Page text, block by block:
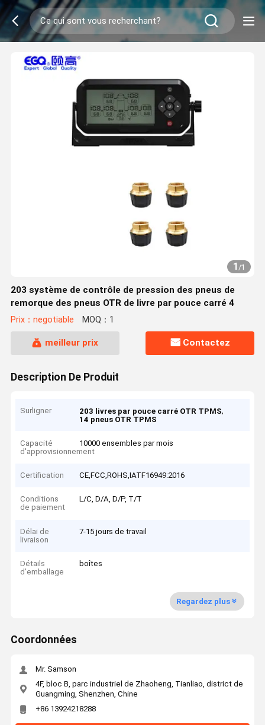
1/1
203 système de contrôle de pression des pneus de
remorque des pneus OTR de livre par pouce carré 4
Prix：negotiable MOQ：1
meilleur prix Contactez
Description De Produit
Surligner 203 livres par pouce carré OTR TPMS,
14 pneus OTR TPMS
Capacité
d'approvisionnement
10000 ensembles par mois
Certification CE,FCC,ROHS,IATF16949:2016
Conditions
de paiement
L/C, D/A, D/P, T/T
Délai de
livraison
7-15 jours de travail
Détails
d'emballage
boîtes
Regardez plus
Coordonnées
Mr. Samson
4F, bloc B, parc industriel de Zhaoheng, Tianliao, district de
Guangming, Shenzhen, Chine
+86 13924218288